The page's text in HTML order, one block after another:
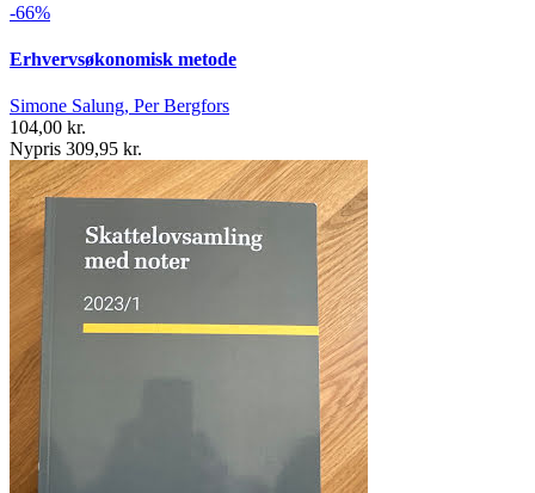
-66%
Erhvervsøkonomisk metode
Simone Salung, Per Bergfors
104,00 kr.
Nypris 309,95 kr.